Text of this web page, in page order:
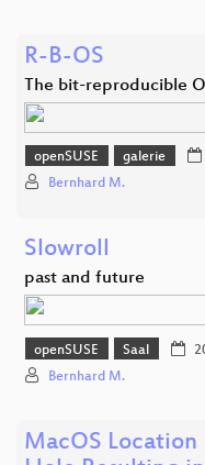
R-B-OS
The bit-reproducible
openSUSE galerie
Bernhard M.
Slowroll
past and future
openSUSE Saal
Bernhard M.
MacOS Location